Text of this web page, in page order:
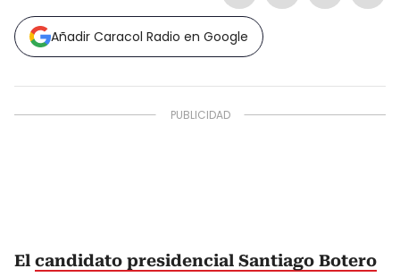
Añadir Caracol Radio en Google
El candidato presidencial Santiago Botero